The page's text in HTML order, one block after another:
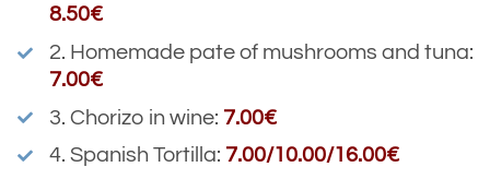
8.50€
2. Homemade pate of mushrooms and tuna:
7.00€
3. Chorizo in wine: 7.00€
4. Spanish Tortilla: 7.00/10.00/16.00€